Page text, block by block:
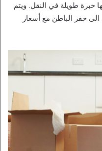
طويلة في النقل. ويتم
حفر الباطن مع أسعار